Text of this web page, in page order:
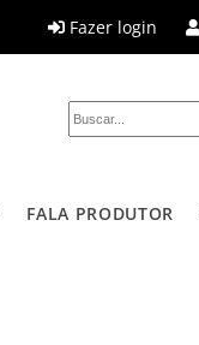
Fazer login
FALA PRODUTOR